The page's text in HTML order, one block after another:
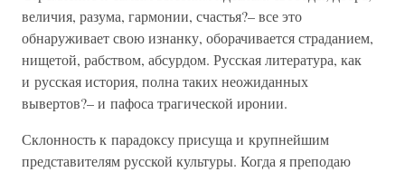
величия, разума, гармонии, счастья?– все это
обнаруживает свою изнанку, оборачивается страданием,
нищетой, рабством, абсурдом. Русская литература, как
и русская история, полна таких неожиданных
вывертов?– и пафоса трагической иронии.
Склонность к парадоксу присуща и крупнейшим
представителям русской культуры. Когда я преподаю